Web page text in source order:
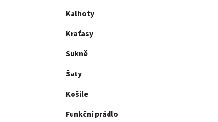
Kalhoty
Kraťasy
Sukně
Šaty
Košile
Funkční prádlo